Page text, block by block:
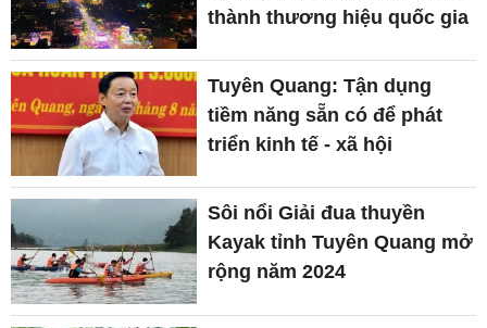
thành thương hiệu quốc gia
Tuyên Quang: Tận dụng
tiềm năng sẵn có để phát
triển kinh tế - xã hội
Sôi nổi Giải đua thuyền
Kayak tỉnh Tuyên Quang mở
rộng năm 2024